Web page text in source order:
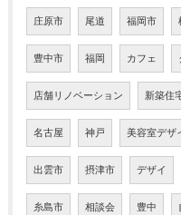
庄原市 尾道 福岡市
豊中市 福岡 カフェ
店舗リノベーション 新築住
名古屋 神戸 美容室デザ
出雲市 摂津市 デザイ
糸島市 相談会 豊中